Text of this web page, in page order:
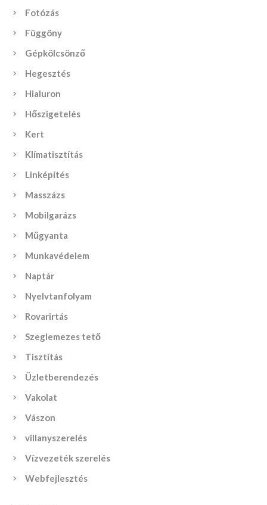
Fotózás
Függöny
Gépkölcsönző
Hegesztés
Hialuron
Hőszigetelés
Kert
Klímatisztítás
Linképítés
Masszázs
Mobilgarázs
Műgyanta
Munkavédelem
Naptár
Nyelvtanfolyam
Rovarirtás
Szeglemezes tető
Tisztítás
Üzletberendezés
Vakolat
Vászon
villanyszerelés
Vízvezeték szerelés
Webfejlesztés